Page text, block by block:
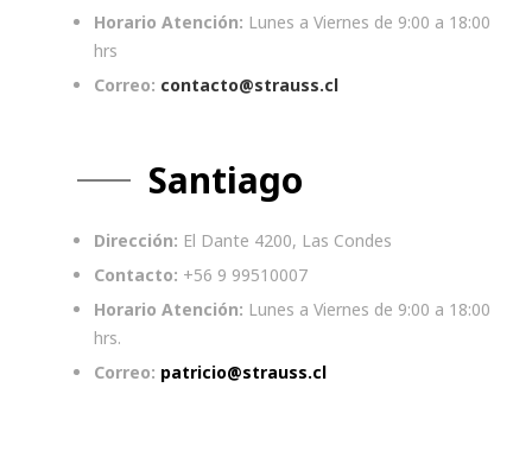
Horario Atención: Lunes a Viernes de 9:00 a 18:00
hrs
Correo: contacto@strauss.cl
Santiago
Dirección: El Dante 4200, Las Condes
Contacto: +56 9 99510007
Horario Atención: Lunes a Viernes de 9:00 a 18:00
hrs.
Correo: patricio@strauss.cl